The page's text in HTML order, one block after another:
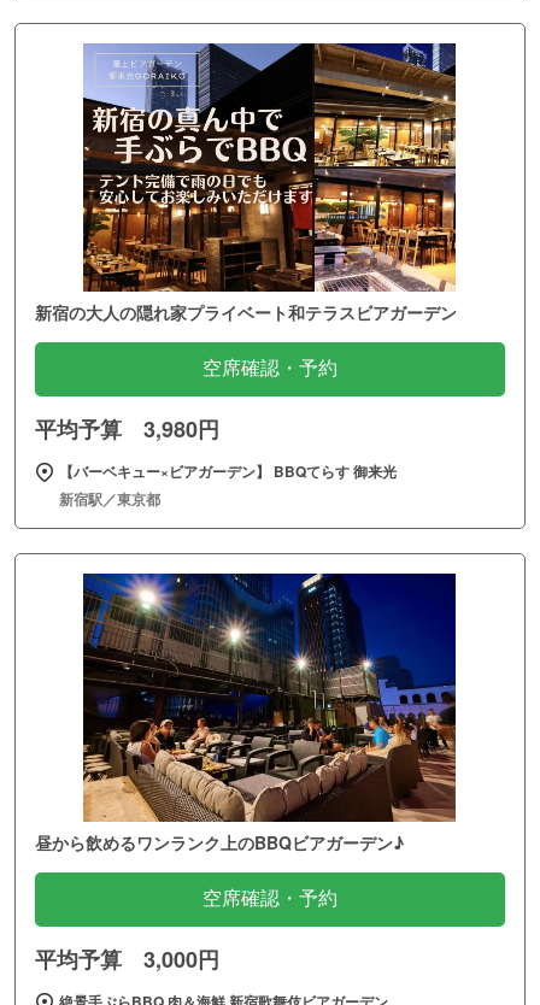
新宿の大人の隠れ家プライベート和テラスビアガーデン
空席確認・予約
平均予算 3,980円
【バーベキュー×ビアガーデン】 BBQてらす 御来光
新宿駅／東京都
昼から飲めるワンランク上のBBQビアガーデン♪
空席確認・予約
平均予算 3,000円